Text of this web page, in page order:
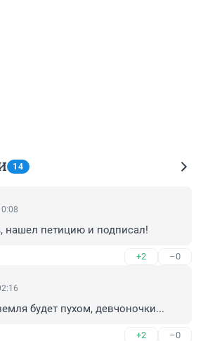
14
нашел петицию и подписал!
+2 –0
будет пухом, девчоночки...
+2 –0